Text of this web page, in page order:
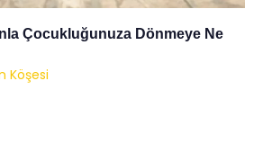
Çocukluğunuza Dönmeye Ne
Köşesi